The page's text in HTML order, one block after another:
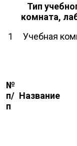
Тип
комната,
1
Учебная
№
п/
п
Название